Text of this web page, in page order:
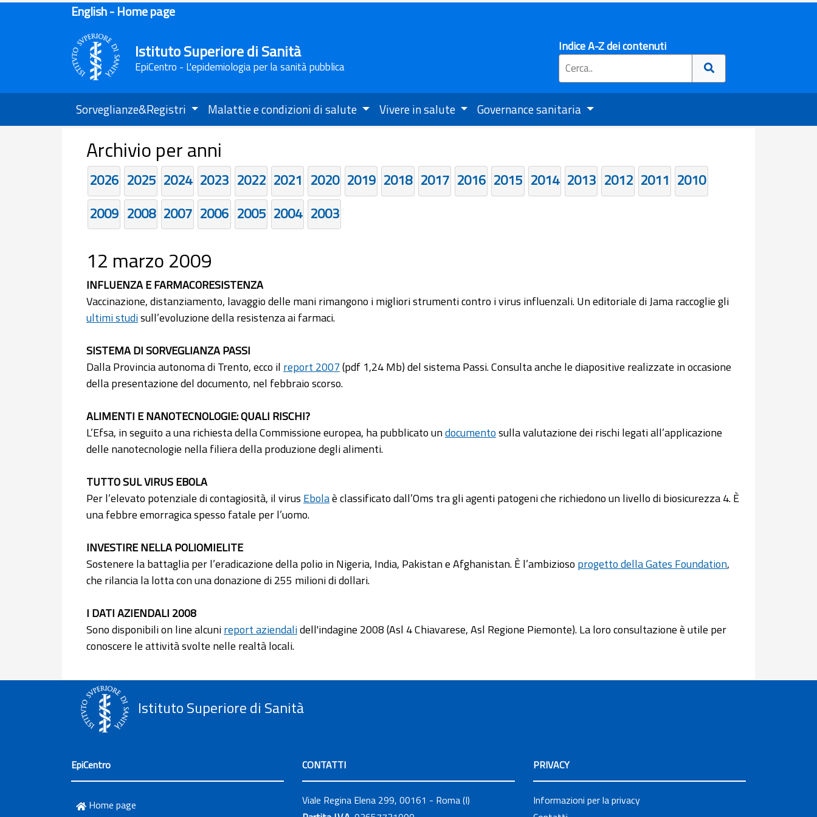
English - Home page
Istituto Superiore di Sanità
EpiCentro - L'epidemiologia per la sanità pubblica
Indice A-Z dei contenuti
Sorveglianze&Registri Malattie e condizioni di salute Vivere in salute Governance sanitaria
Archivio per anni
2026 2025 2024 2023 2022 2021 2020 2019 2018 2017 2016 2015 2014 2013 2012 2011 2010
2009 2008 2007 2006 2005 2004 2003
12 marzo 2009
INFLUENZA E FARMACORESISTENZA
Vaccinazione, distanziamento, lavaggio delle mani rimangono i migliori strumenti contro i virus influenzali. Un editoriale di Jama raccoglie gli
ultimi studisull’evoluzione della resistenza ai farmaci.
SISTEMA DI SORVEGLIANZA PASSI
Dalla Provincia autonoma di Trento, ecco il report 2007(pdf 1,24 Mb) del sistema Passi. Consulta anche le diapositive realizzate in occasione
della presentazione del documento, nel febbraio scorso.
ALIMENTI E NANOTECNOLOGIE: QUALI RISCHI?
L’Efsa, in seguito a una richiesta della Commissione europea, ha pubblicato undocumentosulla valutazione dei rischi legati all’applicazione
delle nanotecnologie nella filiera della produzione degli alimenti.
TUTTO SUL VIRUS EBOLA
Per l’elevato potenziale di contagiosità, il virus Ebolaè classificato dall’Oms tra gli agenti patogeni che richiedono un livello di biosicurezza 4. È
una febbre emorragica spesso fatale per l’uomo.
INVESTIRE NELLA POLIOMIELITE
Sostenere la battaglia per l’eradicazione della polio in Nigeria, India, Pakistan e Afghanistan. È l’ambizioso progetto della Gates Foundation,
che rilancia la lotta con una donazione di 255 milioni di dollari.
I DATI AZIENDALI 2008
Sono disponibili on line alcunireport aziendalidell'indagine 2008 (Asl 4 Chiavarese, Asl Regione Piemonte). La loro consultazione è utile per
conoscere le attività svolte nelle realtà locali.
Istituto Superiore di Sanità
EpiCentro
Home page
CONTATTI
Viale Regina Elena 299, 00161 - Roma (I)
PRIVACY
Informazioni per la privacy